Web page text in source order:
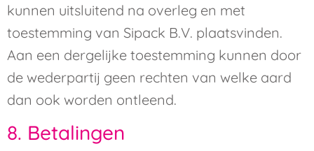
kunnen uitsluitend na overleg en met
toestemming van Sipack B.V. plaatsvinden.
Aan een dergelijke toestemming kunnen door
de wederpartij geen rechten van welke aard
dan ook worden ontleend.
8. Betalingen